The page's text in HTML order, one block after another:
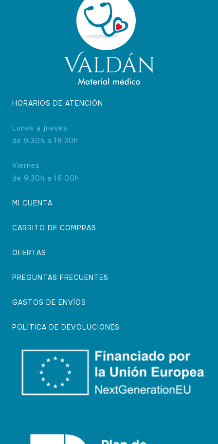
HORARIOS DE ATENCIÓN
Lunes a jueves
de 9.30h a 18.30h
Viernes
de 9.30h a 16.00h
MI CUENTA
CARRITO DE COMPRAS
OFERTAS
PREGUNTAS FRECUENTES
GASTOS DE ENVÍOS
POLÍTICA DE DEVOLUCIONES